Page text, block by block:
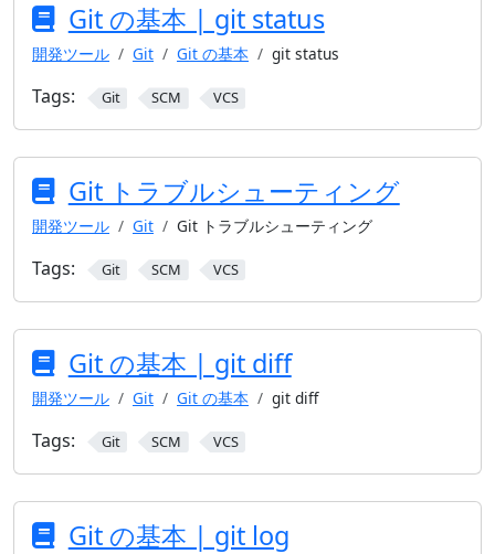
Git の基本 | git status
開発ツール Git Git の基本 git status
Tags: Git SCM VCS
Git トラブルシューティング
開発ツール Git Git トラブルシューティング
Tags: Git SCM VCS
Git の基本 | git diff
開発ツール Git Git の基本 git diff
Tags: Git SCM VCS
Git の基本 | git log